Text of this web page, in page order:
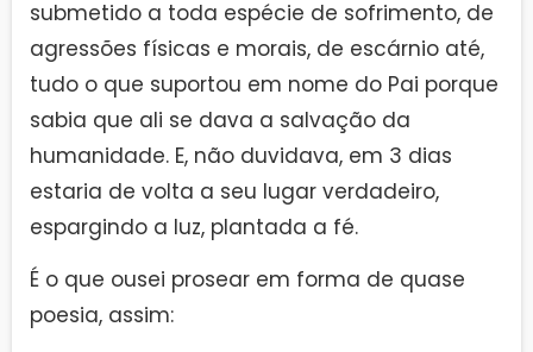
submetido a toda espécie de sofrimento, de
agressões físicas e morais, de escárnio até,
tudo o que suportou em nome do Pai porque
sabia que ali se dava a salvação da
humanidade. E, não duvidava, em 3 dias
estaria de volta a seu lugar verdadeiro,
espargindo a luz, plantada a fé.
É o que ousei prosear em forma de quase
poesia, assim: